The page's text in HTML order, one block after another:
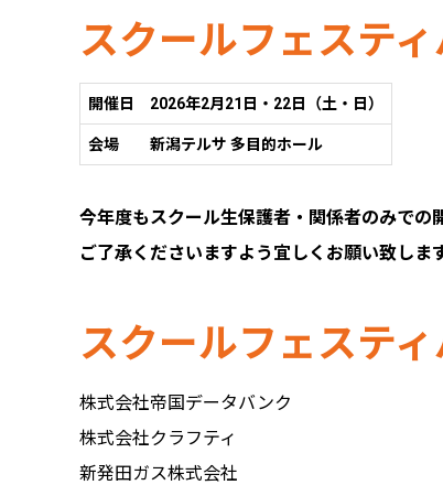
スクールフェステ
開催日 2026年2月21日・22日（土・日）
会場 新潟テルサ 多目的ホール
今年度もスクール生保護者・関係者のみでの
ご了承くださいますよう宜しくお願い致します
スクールフェステ
株式会社帝国データバンク
株式会社クラフティ
新発田ガス株式会社